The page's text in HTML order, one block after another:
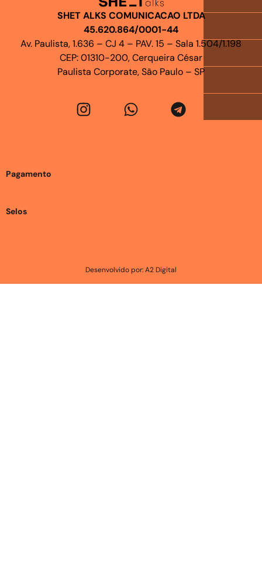
SHET ALKS COMUNICACAO LTDA
45.620.864/0001-44
Av. Paulista, 1.636 – CJ 4 – PAV. 15 – Sala 1.504/1.198
CEP: 01310-200, Cerqueira César
Paulista Corporate, São Paulo – SP
Pagamento
Selos
Desenvolvido por: A2 Digital